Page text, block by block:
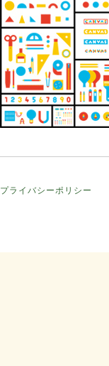
プライバシーポリシー